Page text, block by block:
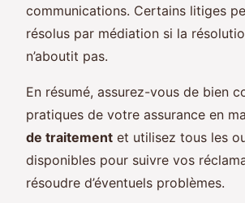
communications. Certains litiges
résolus par médiation si la
n’aboutit pas.
En résumé, assurez-vous de bien
pratiques de votre assurance en
de traitement et utilisez tous les
disponibles pour suivre vos
résoudre d’éventuels problèmes.